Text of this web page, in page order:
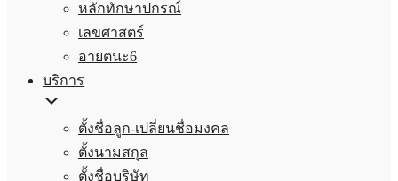
หลักทักษาปกรณ์
เลขศาสตร์
อายตนะ6
บริการ
ตั้งชื่อลูก-เปลี่ยนชื่อมงคล
ตั้งนามสกุล
ตั้งชื่อบริษัท